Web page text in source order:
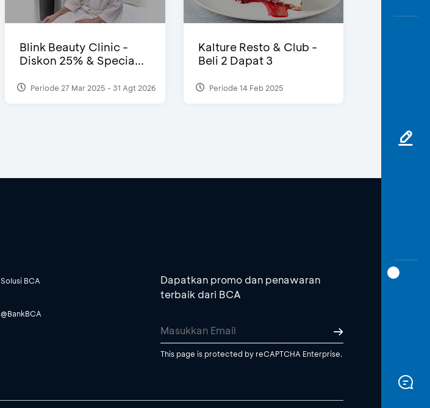
Blink Beauty Clinic -
Diskon 25% & Specia...
Periode 27 Mar 2025 - 31 Agt 2026
Kalture Resto & Club -
Beli 2 Dapat 3
Periode 14 Feb 2025
Solusi BCA
@BankBCA
Dapatkan promo dan penawaran
terbaik dari BCA
This page is protected by reCAPTCHA Enterprise.